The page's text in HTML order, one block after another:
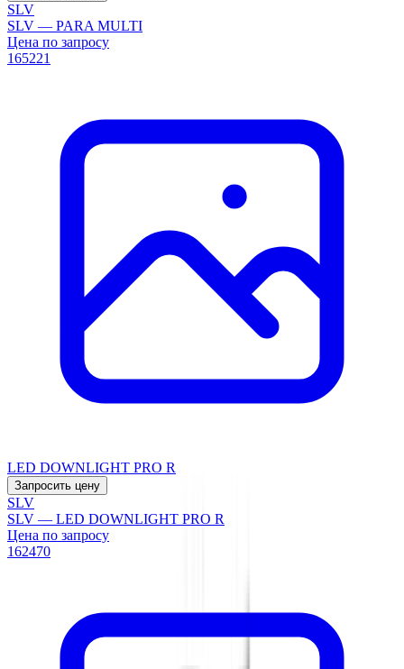
SLV
SLV — PARA MULTI
Цена по запросу
165221
LED DOWNLIGHT PRO R
Запросить цену
SLV
SLV — LED DOWNLIGHT PRO R
Цена по запросу
162470